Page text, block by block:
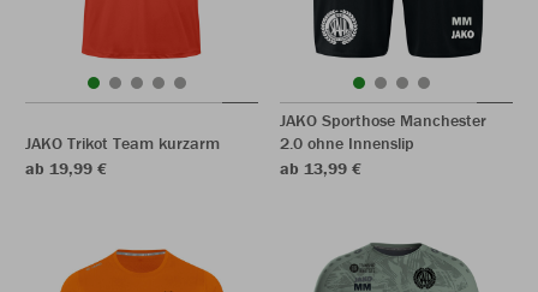
JAKO Trikot Team kurzarm
ab 19,99 €
JAKO Sporthose Manchester
2.0 ohne Innenslip
ab 13,99 €